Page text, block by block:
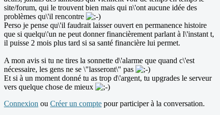
site/forum, qui le trouvent bien mais qui n\'ont aucune idée des
problèmes qu\'il rencontre
Perso je pense qu\'il faudrait laisser ouvert en permanence histoire
que si quelqu\'un ne peut donner financièrement parlant à l\'instant t,
il puisse 2 mois plus tard si sa santé financière lui permet.
A mon avis si tu ne tires la sonnette d\'alarme que quand c\'est
nécessaire, les gens ne se \"lasseront\" pas
Et si à un moment donné tu as trop d\'argent, tu upgrades le serveur
vers quelque chose de mieux
Connexion ou Créer un compte pour participer à la conversation.